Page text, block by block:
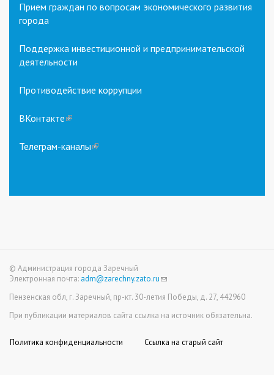
Прием граждан по вопросам экономического развития
города
Поддержка инвестиционной и предпринимательской
деятельности
Противодействие коррупции
ВКонтакте(link
external)
Телеграм-каналы(link
© Администрация города Заречный
Электронная почта: adm@zarechny.zato.ru(link
e-
Пензенская обл, г. Заречный, пр-кт. 30-летия Победы, д. 27, 442960
При публикации материалов сайта ссылка на источник обязательна.
Политика конфиденциальности Ссылка на старый сайт